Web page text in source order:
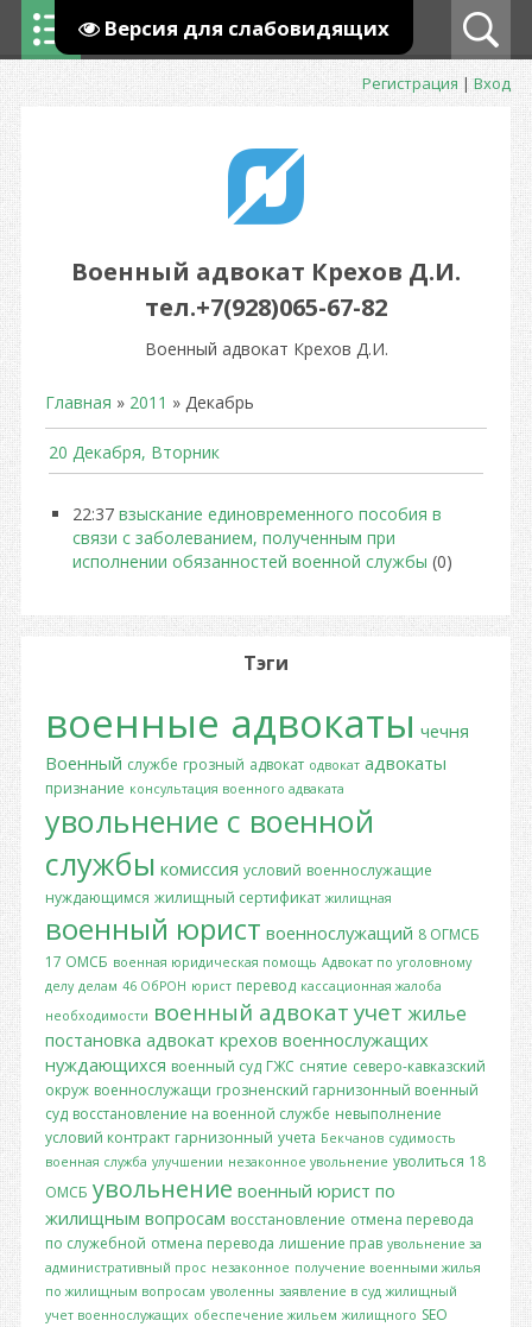
Версия для слабовидящих
Регистрация|Вход
Военный адвокат Крехов Д.И.
тел.+7(928)065-67-82
Военный адвокат Крехов Д.И.
Главная » 2011 » Декабрь
20 Декабря, Вторник
22:37 взыскание единовременного пособия в
связи с заболеванием, полученным при
исполнении обязанностей военной службы (0)
Тэги
военные адвокаты чечня
Военный службе грозный адвокат одвокат адвокаты
признание консультация военного адваката
увольнение с военной
службы комиссия условий военнослужащие
нуждающимся жилищный сертификат жилищная
военный юрист военнослужащий 8 ОГМСБ
17 ОМСБ военная юридическая помощь Адвокат по уголовному
делу делам 46 ОбРОН юрист перевод кассационная жалоба
необходимости военный адвокат учет жилье
постановка адвокат крехов военнослужащих
нуждающихся военный суд ГЖС снятие северо-кавказский
окруж военнослужащи грозненский гарнизонный военный
суд восстановление на военной службе невыполнение
условий контракт гарнизонный учета Бекчанов судимость
военная служба улучшении незаконное увольнение уволиться 18
ОМСБ увольнение военный юрист по
жилищным вопросам восстановление отмена перевода
по служебной отмена перевода лишение прав увольнение за
административный прос незаконное получение военными жилья
по жилищным вопросам уволенны заявление в суд жилищный
учет военнослужащих обеспечение жильем жилищного SEO